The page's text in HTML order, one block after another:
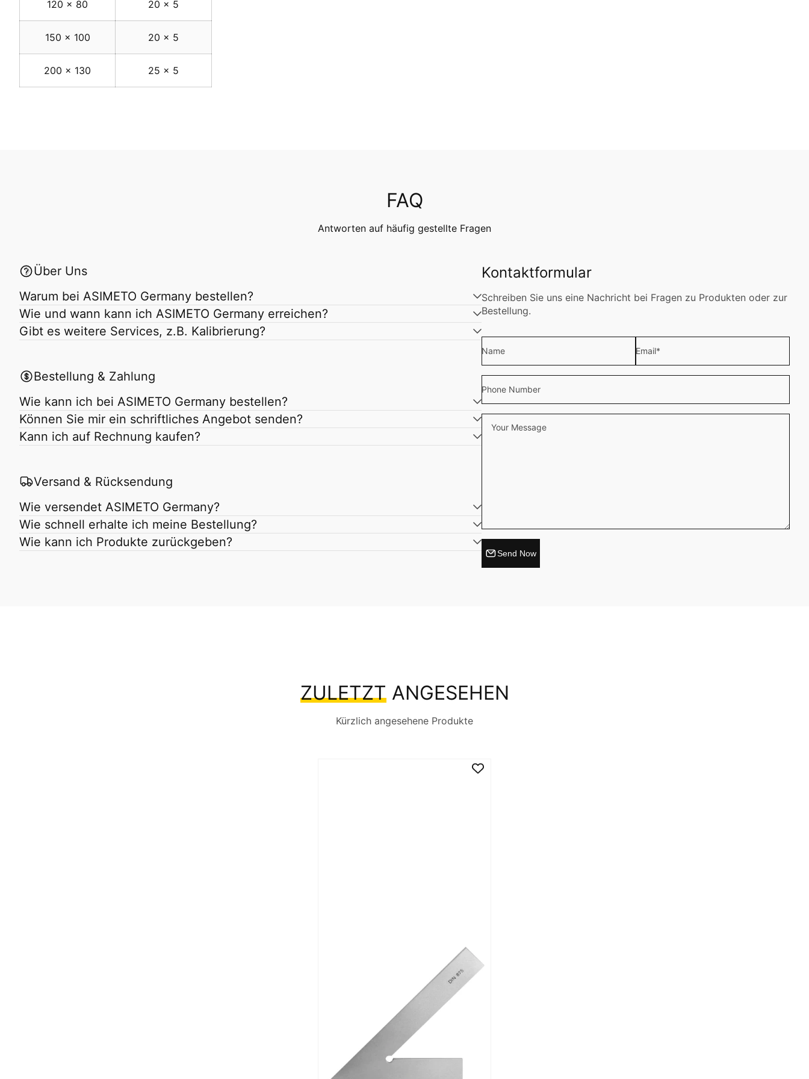
120 x 80 20 x 5
150 x 100 20 x 5
200 x 130 25 x 5
FAQ
Antworten auf häufig gestellte Fragen
Über Uns
Warum bei ASIMETO Germany bestellen?
Wie und wann kann ich ASIMETO Germany erreichen?
Gibt es weitere Services, z.B. Kalibrierung?
Bestellung & Zahlung
Wie kann ich bei ASIMETO Germany bestellen?
Können Sie mir ein schriftliches Angebot senden?
Kann ich auf Rechnung kaufen?
Versand & Rücksendung
Wie versendet ASIMETO Germany?
Wie schnell erhalte ich meine Bestellung?
Wie kann ich Produkte zurückgeben?
Kontaktformular
Schreiben Sie uns eine Nachricht bei Fragen zu Produkten oder zur
Bestellung.
Name Email*
Phone Number
Your Message
Send Now
ZULETZTANGESEHEN
Kürzlich angesehene Produkte